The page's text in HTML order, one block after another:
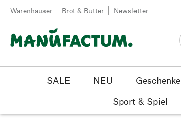
Zum Inhalt springen
Warenhäuser Brot & Butter Newsletter
SALE NEU Geschenke
Sport & Spiel